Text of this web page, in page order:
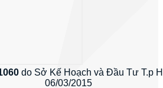
do Sở Kế Hoạch và Đầu Tư T.p
06/03/2015